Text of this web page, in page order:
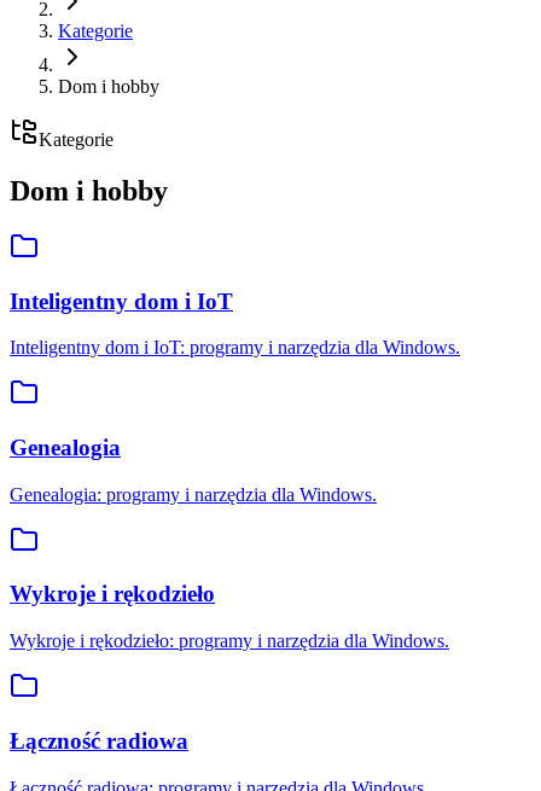
Kategorie
Dom i hobby
Kategorie
Dom i hobby
Inteligentny dom i IoT
Inteligentny dom i IoT: programy i narzędzia dla Windows.
Genealogia
Genealogia: programy i narzędzia dla Windows.
Wykroje i rękodzieło
Wykroje i rękodzieło: programy i narzędzia dla Windows.
Łączność radiowa